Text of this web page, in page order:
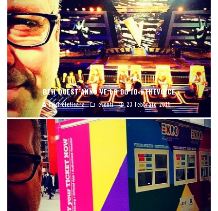
BEH QUEST’ANNO VE LO DO IO #THEVOICE
micheleficara eventi 23 Febbraio 2015